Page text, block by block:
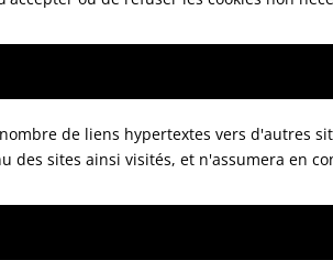
de liens hypertextes vers d'autres
des sites ainsi visités, et n'assumera en